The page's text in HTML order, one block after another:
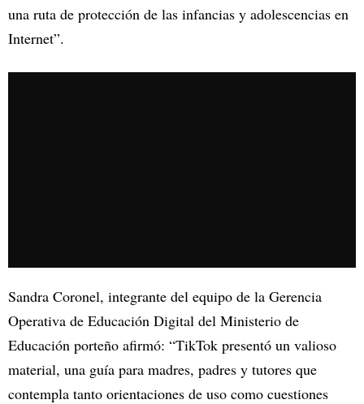
una ruta de protección de las infancias y adolescencias en
Internet”.
Sandra Coronel, integrante del equipo de la Gerencia
Operativa de Educación Digital del Ministerio de
Educación porteño afirmó: “TikTok presentó un valioso
material, una guía para madres, padres y tutores que
contempla tanto orientaciones de uso como cuestiones